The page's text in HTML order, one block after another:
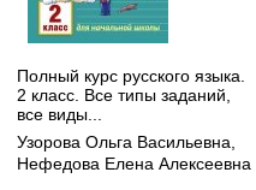
Полный курс русского языка.
2 класс. Все типы заданий,
все виды...
Узорова Ольга Васильевна
Нефедова Елена Алексеевна